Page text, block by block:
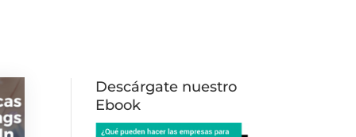
Descárgate nuestro
Ebook